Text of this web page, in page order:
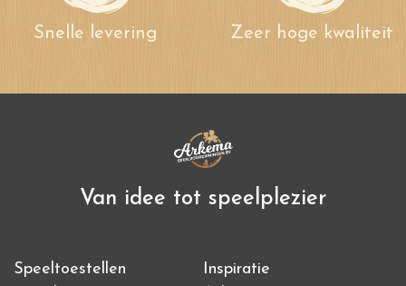
Snelle levering Zeer hoge kwaliteit
Van idee tot speelplezier
Speeltoestellen
Inspiratie